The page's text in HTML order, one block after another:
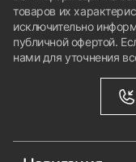
товаров их
исключительно
публичной офертой.
нами для уточнения